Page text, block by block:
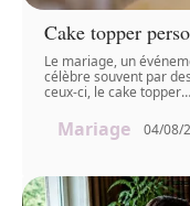
Cake topper
Le mariage, un
célèbre souvent par
ceux-ci, le cake topper…
Mariage 04/08/